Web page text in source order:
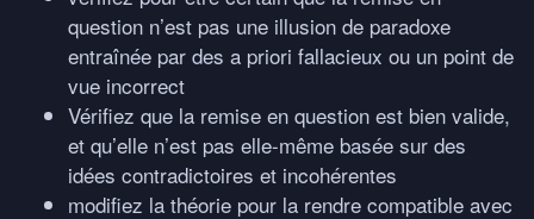
question n’est pas une illusion de paradoxe
entraînée par des a priori fallacieux ou un point de
vue incorrect
Vérifiez que la remise en question est bien valide,
et qu’elle n’est pas elle-même basée sur des
idées contradictoires et incohérentes
modifiez la théorie pour la rendre compatible avec